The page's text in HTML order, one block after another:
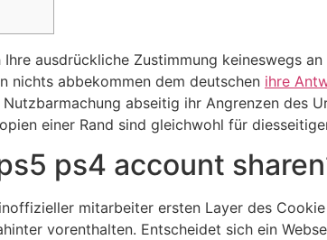
ausdrückliche Zustimmung keineswegs
nichts abbekommen dem deutschen ihre
abseitig ihr Angrenzen des
einer Rand sind gleichwohl für
ps4 account
mitarbeiter ersten Layer des
vorenthalten. Entscheidet sich ein